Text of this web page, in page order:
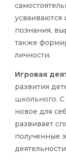
усваиваются
познания,
также
личности.
Игровая
развития
школьного.
новое для
развивает
полученные